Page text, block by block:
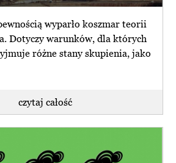
wyparło koszmar teorii
Dotyczy warunków, dla których
różne stany skupienia, jako
czytaj całość